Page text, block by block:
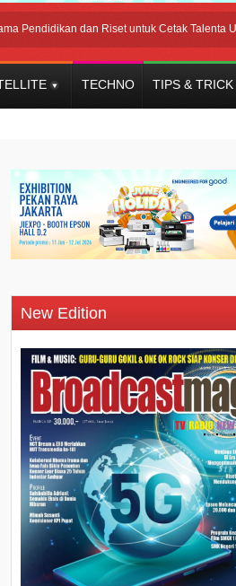
dan Riset untuk Cetak Talenta Unggul
TECHNO TIPS & TRICK
New Edition